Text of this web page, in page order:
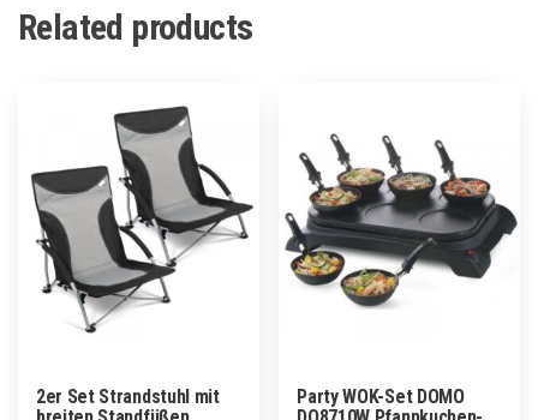
Related products
2er Set Strandstuhl mit
Party WOK-Set DOMO